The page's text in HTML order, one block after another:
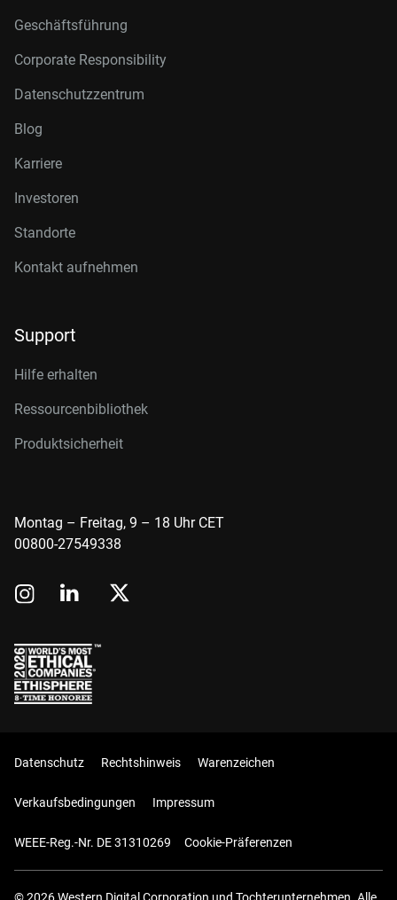
Geschäftsführung
Corporate Responsibility
Datenschutzzentrum
Blog
Karriere
Investoren
Standorte
Kontakt aufnehmen
Support
Hilfe erhalten
Ressourcenbibliothek
Produktsicherheit
Montag – Freitag, 9 – 18 Uhr CET
00800-27549338
Datenschutz Rechtshinweis Warenzeichen
Verkaufsbedingungen Impressum
WEEE-Reg.-Nr. DE 31310269 Cookie-Präferenzen